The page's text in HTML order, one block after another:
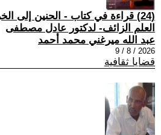
(24) قراءة في كتاب - الحنين إلى
العلم الزائف- لدكتور عادل مصطفى
عبد الله ميرغني محمد أحمد
2026 / 8 / 9
قضايا ثقافية